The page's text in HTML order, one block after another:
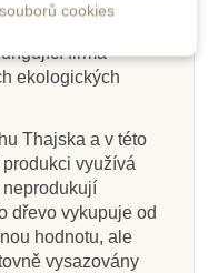
firma
ekologických
Thajska a v této
využívá
dřevo vykupuje od
hodnotu, ale
vysazovány
cookies